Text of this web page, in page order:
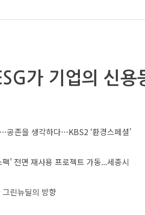
가 기업의 신용
공존을 생각하다…KBS2 ‘환경스페셜’
' 전면 재사용 프로젝트 가동...세종시
린뉴딜의 방향